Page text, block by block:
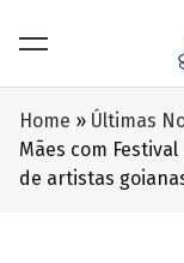
Home » Últimas
Mães com
de artistas